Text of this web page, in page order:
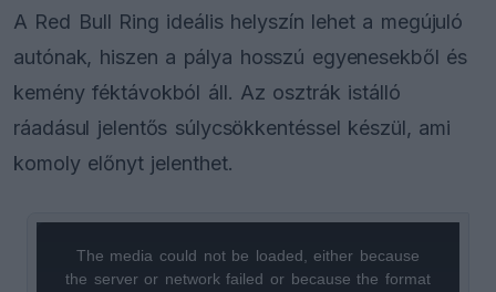
A Red Bull Ring ideális helyszín lehet a megújuló
autónak, hiszen a pálya hosszú egyenesekből és
kemény féktávokból áll. Az osztrák istálló
ráadásul jelentős súlycsökkentéssel készül, ami
komoly előnyt jelenthet.
The media could not be loaded, either because
the server or network failed or because the format